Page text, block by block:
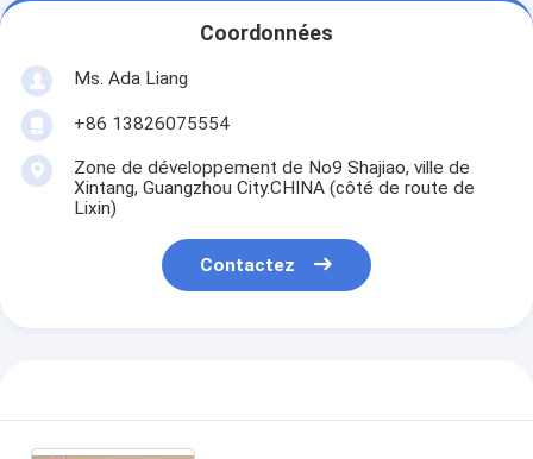
Coordonnées
Ms. Ada Liang
+86 13826075554
Zone de développement de No9 Shajiao, ville de
Xintang, Guangzhou City.CHINA (côté de route de
Lixin)
Contactez